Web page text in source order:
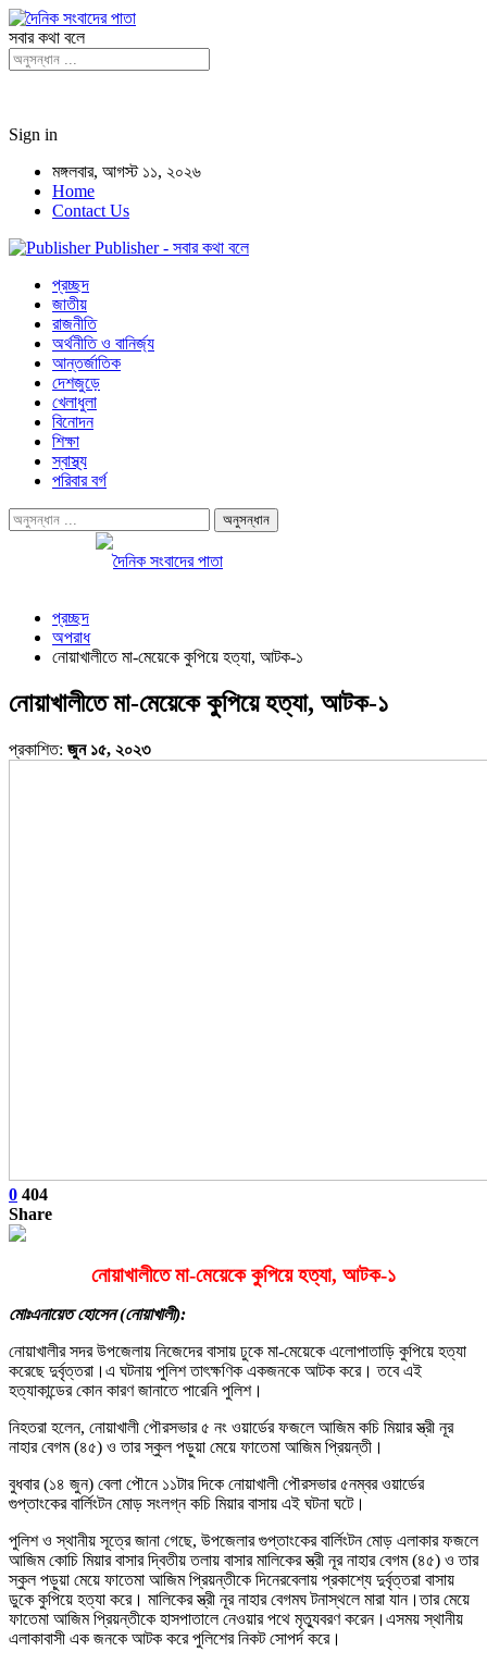
সবার কথা বলে
Sign in
মঙ্গলবার, আগস্ট ১১, ২০২৬
Home
Contact Us
Publisher - সবার কথা বলে
প্রচ্ছদ
জাতীয়
রাজনীতি
অর্থনীতি ও বানির্জ্য
আন্তর্জাতিক
দেশজুড়ে
খেলাধুলা
বিনোদন
শিক্ষা
স্বাস্থ্য
পরিবার বর্গ
প্রচ্ছদ
অপরাধ
নোয়াখালীতে মা-মেয়েকে কুপিয়ে হত্যা, আটক-১
নোয়াখালীতে মা-মেয়েকে কুপিয়ে হত্যা, আটক-১
প্রকাশিত: জুন ১৫, ২০২৩
0 404
Share
নোয়াখালীতে মা-মেয়েকে কুপিয়ে হত্যা, আটক-১
মোঃএনায়েত হোসেন (নোয়াখালী):
নোয়াখালীর সদর উপজেলায় নিজেদের বাসায় ঢুকে মা-মেয়েকে এলোপাতাড়ি কুপিয়ে হত্যা
করেছে দুর্বৃত্তরা।এ ঘটনায় পুলিশ তাৎক্ষণিক একজনকে আটক করে। তবে এই
হত্যাকান্ডের কোন কারণ জানাতে পারেনি পুলিশ।
নিহতরা হলেন, নোয়াখালী পৌরসভার ৫ নং ওয়ার্ডের ফজলে আজিম কচি মিয়ার স্ত্রী নূর
নাহার বেগম (৪৫) ও তার স্কুল পড়ুয়া মেয়ে ফাতেমা আজিম প্রিয়ন্তী।
বুধবার (১৪ জুন) বেলা পৌনে ১১টার দিকে নোয়াখালী পৌরসভার ৫নম্বর ওয়ার্ডের
গুপ্তাংকের বার্লিংটন মোড় সংলগ্ন কচি মিয়ার বাসায় এই ঘটনা ঘটে।
পুলিশ ও স্থানীয় সূত্রে জানা গেছে, উপজেলার গুপ্তাংকের বার্লিংটন মোড় এলাকার ফজলে
আজিম কোচি মিয়ার বাসার দ্বিতীয় তলায় বাসার মালিকের স্ত্রী নূর নাহার বেগম (৪৫) ও তার
স্কুল পড়ুয়া মেয়ে ফাতেমা আজিম প্রিয়ন্তীকে দিনেরবেলায় প্রকাশ্যে দুর্বৃত্তরা বাসায়
ডুকে কুপিয়ে হত্যা করে। মালিকের স্ত্রী নূর নাহার বেগমঘ টনাস্থলে মারা যান।তার মেয়ে
ফাতেমা আজিম প্রিয়ন্তীকে হাসপাতালে নেওয়ার পথে মৃত্যুবরণ করেন।এসময় স্থানীয়
এলাকাবাসী এক জনকে আটক করে পুলিশের নিকট সোপর্দ করে।